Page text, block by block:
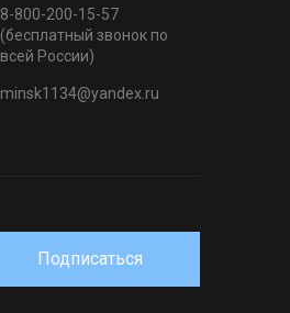
8-800-200-15-57
(бесплатный звонок по
всей России)
minsk1134@yandex.ru
Подписаться